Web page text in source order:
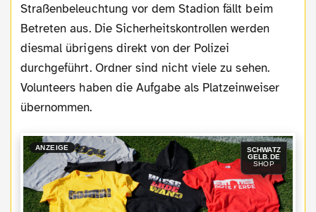
Straßenbeleuchtung vor dem Stadion fällt beim
Betreten aus. Die Sicherheitskontrollen werden
diesmal übrigens direkt von der Polizei
durchgeführt. Ordner sind nicht viele zu sehen.
Volunteers haben die Aufgabe als Platzeinweiser
übernommen.
ANZEIGE
SCHWATZ
GELB.DE
SHOP